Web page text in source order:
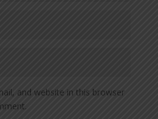
and website in this browser